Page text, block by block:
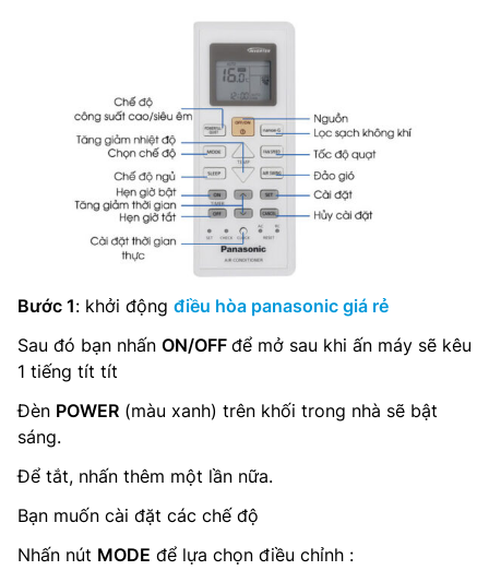
Bước 1: khởi động điều hòa panasonic giá rẻ
Sau đó bạn nhấn ON/OFF để mở sau khi ấn máy sẽ kêu
1 tiếng tít tít
Đèn POWER (màu xanh) trên khối trong nhà sẽ bật
sáng.
Để tắt, nhấn thêm một lần nữa.
Bạn muốn cài đặt các chế độ
Nhấn nút MODE để lựa chọn điều chỉnh :